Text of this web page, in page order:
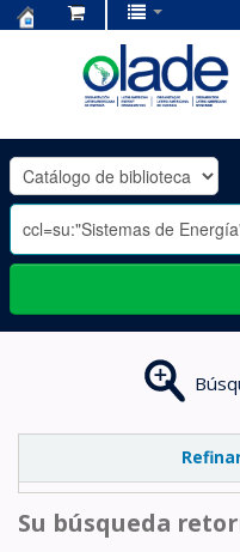
OLADE
-
Su búsqueda